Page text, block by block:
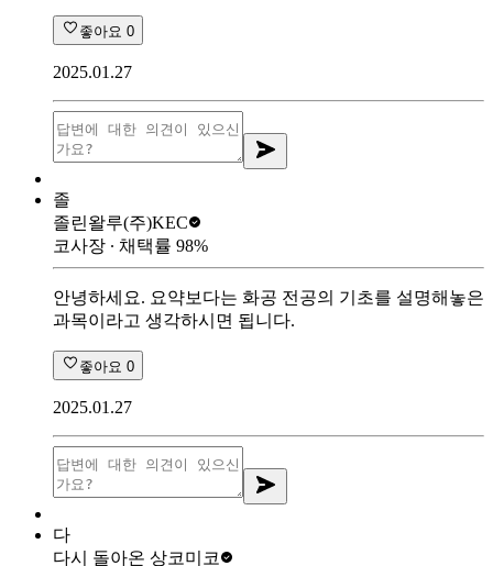
좋아요 0
2025.01.27
졸
졸린왈루(주)KEC
코사장 ∙ 채택률 98%
안녕하세요. 요약보다는 화공 전공의 기초를 설명해놓은
과목이라고 생각하시면 됩니다.
좋아요 0
2025.01.27
다
다시 돌아온 상코미코